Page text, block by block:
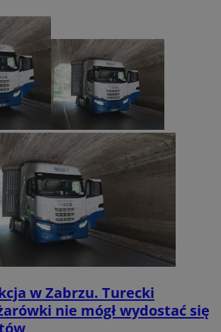
w Zabrzu. Turecki
nie mógł wydostać się